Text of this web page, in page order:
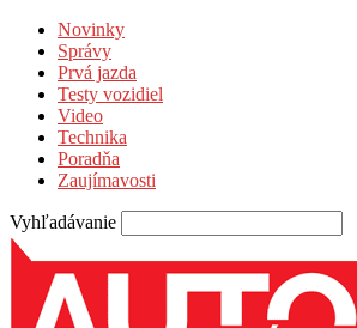
Novinky
Správy
Prvá jazda
Testy vozidiel
Video
Technika
Poradňa
Zaujímavosti
Vyhľadávanie